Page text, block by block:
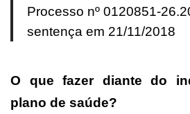
Processo nº 0120851-
sentença em 21/11/2018
O que fazer diante do
plano de saúde?